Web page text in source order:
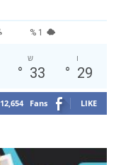
1 %
ו
29
°
ש
33
°
12,654 Fans LIKE